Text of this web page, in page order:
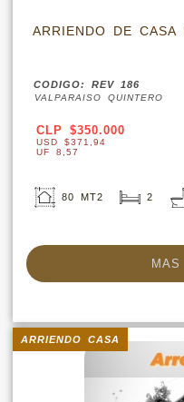
ARRIENDO DE CASA
CODIGO: REV 186
VALPARAISO QUINTERO
CLP $350.000
USD $371,94
UF 8,57
80 MT2 2
ARRIENDO CASA